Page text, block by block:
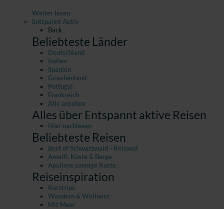
Weiter lesen
Entspannt Aktiv
Back
Beliebteste Länder
Deutschland
Italien
Spanien
Griechenland
Portugal
Frankreich
Alle ansehen
Alles über Entspannt aktive Reisen
Hier nachlesen
Beliebteste Reisen
Best of Schwarzwald - Relaxed
Amalfi: Küste & Berge
Apuliens sonnige Küste
Reiseinspiration
Kurztrips
Wandern & Wellness
Mit Meer